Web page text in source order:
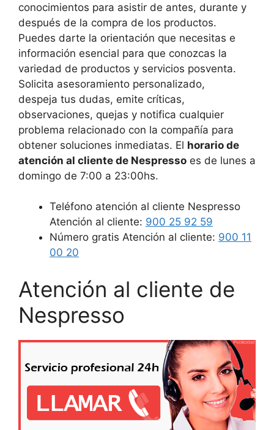
conocimientos para asistir de antes, durante y
después de la compra de los productos.
Puedes darte la orientación que necesitas e
información esencial para que conozcas la
variedad de productos y servicios posventa.
Solicita asesoramiento personalizado,
despeja tus dudas, emite críticas,
observaciones, quejas y notifica cualquier
problema relacionado con la compañía para
obtener soluciones inmediatas. El horario de
atención al cliente de Nespresso es de lunes a
domingo de 7:00 a 23:00hs.
Teléfono atención al cliente Nespresso
Atención al cliente: 900 25 92 59
Número gratis Atención al cliente: 900 11
00 20
Atención al cliente de
Nespresso